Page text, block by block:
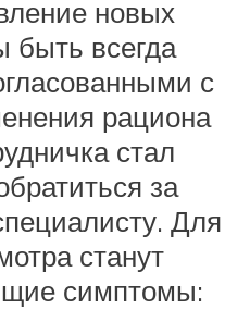
новых
быть всегда
с
рациона
стал
за
Для
станут
симптомы: